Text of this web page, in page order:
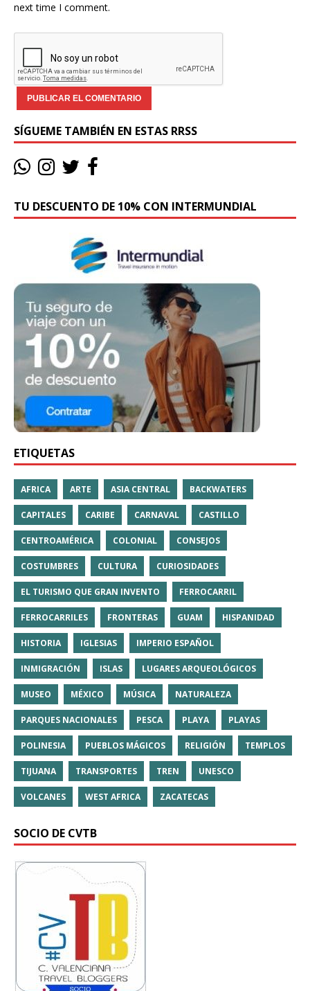
next time I comment.
SÍGUEME TAMBIÉN EN ESTAS RRSS
TU DESCUENTO DE 10% CON INTERMUNDIAL
ETIQUETAS
AFRICA ARTE ASIA CENTRAL BACKWATERS
CAPITALES CARIBE CARNAVAL CASTILLO
CENTROAMÉRICA COLONIAL CONSEJOS
COSTUMBRES CULTURA CURIOSIDADES
EL TURISMO QUE GRAN INVENTO FERROCARRIL
FERROCARRILES FRONTERAS GUAM HISPANIDAD
HISTORIA IGLESIAS IMPERIO ESPAÑOL
INMIGRACIÓN ISLAS LUGARES ARQUEOLÓGICOS
MUSEO MÉXICO MÚSICA NATURALEZA
PARQUES NACIONALES PESCA PLAYA PLAYAS
POLINESIA PUEBLOS MÁGICOS RELIGIÓN TEMPLOS
TIJUANA TRANSPORTES TREN UNESCO
VOLCANES WEST AFRICA ZACATECAS
SOCIO DE CVTB